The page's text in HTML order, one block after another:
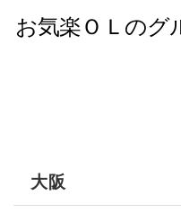
大阪